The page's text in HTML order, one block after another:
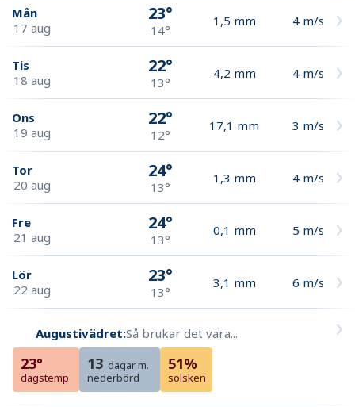
Mån
17 aug
23°
14°
1,5 mm 4 m/s
Tis
18 aug
22°
13°
4,2 mm 4 m/s
Ons
19 aug
22°
12°
17,1 mm 3 m/s
Tor
20 aug
24°
13°
1,3 mm 4 m/s
Fre
21 aug
24°
13°
0,1 mm 5 m/s
Lör
22 aug
23°
13°
3,1 mm 6 m/s
Augustivädret:Så brukar det vara...
23°
dagstemp
13 dagar m.
nederbörd
51%
solsken